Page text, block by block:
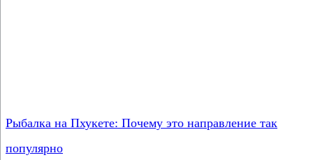
Рыбалка на Пхукете: Почему это направление так
популярно